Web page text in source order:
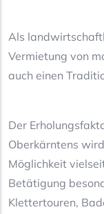
Als
Vermietung von
auch einen
Der
Oberkärntens
Möglichkeit
Betätigung
Klettertouren,